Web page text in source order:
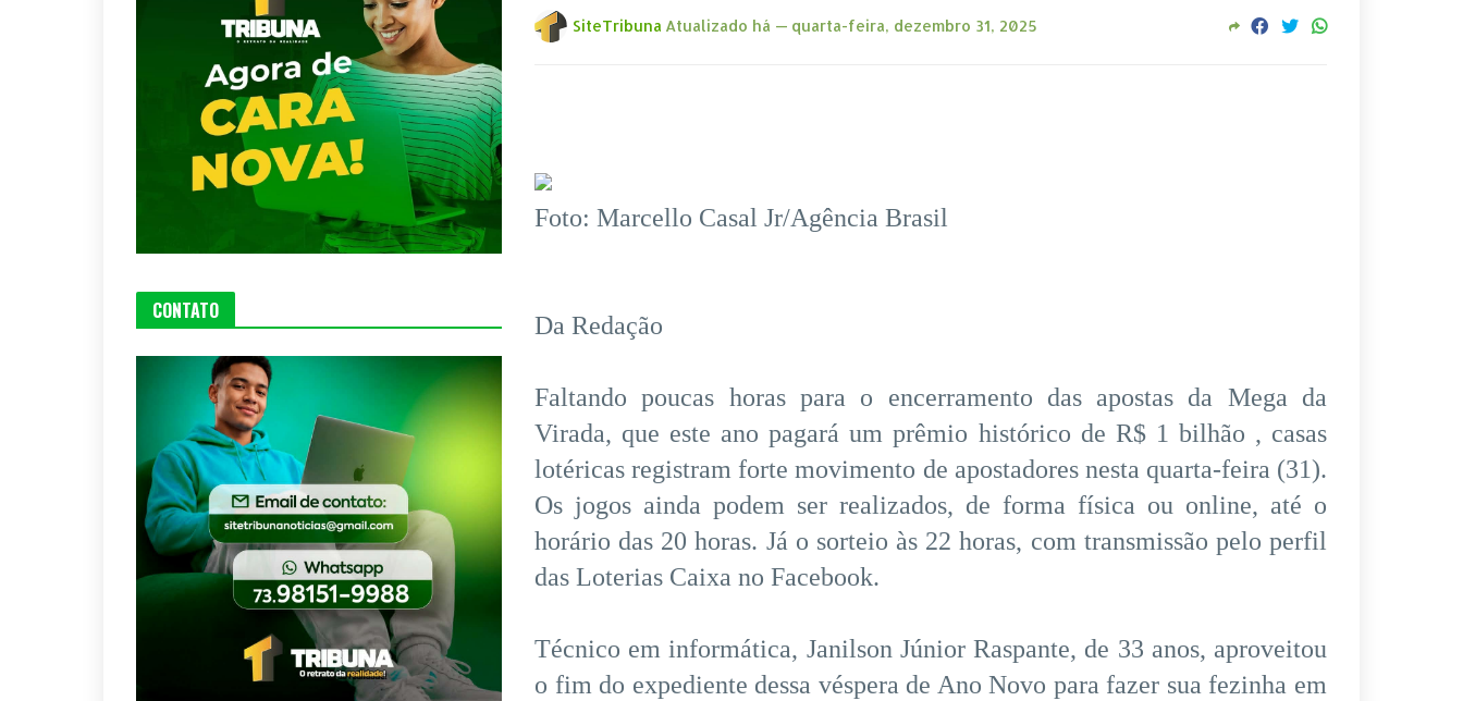
SiteTribuna Atualizado há — quarta-feira, dezembro 31, 2025
Foto: Marcello Casal Jr/Agência Brasil
Da Redação
Faltando poucas horas para o encerramento das apostas da Mega da
Virada, que este ano pagará um prêmio histórico de R$ 1 bilhão , casas
lotéricas registram forte movimento de apostadores nesta quarta-feira (31).
Os jogos ainda podem ser realizados, de forma física ou online, até o
horário das 20 horas. Já o sorteio às 22 horas, com transmissão pelo perfil
das Loterias Caixa no Facebook.
Técnico em informática, Janilson Júnior Raspante, de 33 anos, aproveitou
o fim do expediente dessa véspera de Ano Novo para fazer sua fezinha em
CONTATO